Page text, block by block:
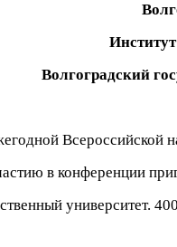
Волгоградский
Всероссийской
в конференции
университет.